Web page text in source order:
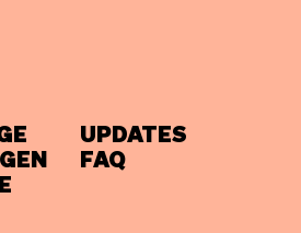
UPDATES
FAQ